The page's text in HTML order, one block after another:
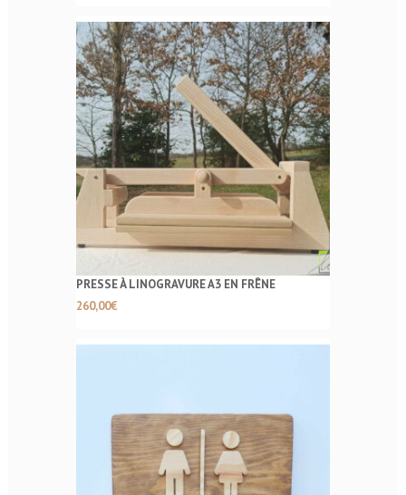
PRESSE À LINOGRAVURE A3 EN FRÊNE
260,00€